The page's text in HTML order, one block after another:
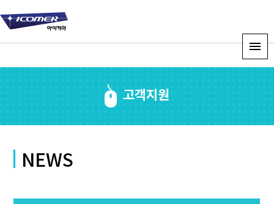
고객지원
NEWS